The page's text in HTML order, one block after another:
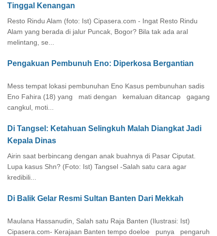
Tinggal Kenangan
Resto Rindu Alam (foto: Ist) Cipasera.com - Ingat Resto Rindu
Alam yang berada di jalur Puncak, Bogor? Bila tak ada aral
melintang, se...
Pengakuan Pembunuh Eno: Diperkosa Bergantian
Mess tempat lokasi pembunuhan Eno Kasus pembunuhan sadis
Eno Fahira (18) yang mati dengan kemaluan ditancap gagang
cangkul, moti...
Di Tangsel: Ketahuan Selingkuh Malah Diangkat Jadi
Kepala Dinas
Airin saat berbincang dengan anak buahnya di Pasar Ciputat.
Lupa kasus Shn? (Foto: Ist) Tangsel -Salah satu cara agar
kredibili...
Di Balik Gelar Resmi Sultan Banten Dari Mekkah
Maulana Hassanudin, Salah satu Raja Banten (Ilustrasi: Ist)
Cipasera.com- Kerajaan Banten tempo doeloe punya pengaruh